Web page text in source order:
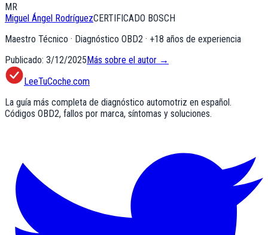
MR
Miguel Ángel RodríguezCERTIFICADO BOSCH
Maestro Técnico · Diagnóstico OBD2 · +18 años de experiencia
Publicado: 3/12/2025Más sobre el autor →
LeeTuCoche.com
La guía más completa de diagnóstico automotriz en español.
Códigos OBD2, fallos por marca, síntomas y soluciones.